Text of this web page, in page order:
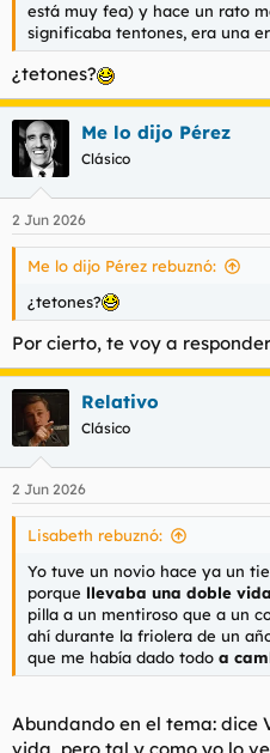
está muy fea) y hace un rato
significaba tentones, era una
¿tetones?
Me lo dijo Pérez
Clásico
2 Jun 2026
Me lo dijo Pérez rebuznó:
¿tetones?
Por cierto, te voy a
Relativo
Clásico
2 Jun 2026
Lisabeth rebuznó:
Yo tuve un novio hace ya un
porque llevaba una doble vida
pilla a un mentiroso que a un
ahí durante la friolera de un
que me había dado todo a
Abundando en el tema: dice
vida, pero tal y como yo lo